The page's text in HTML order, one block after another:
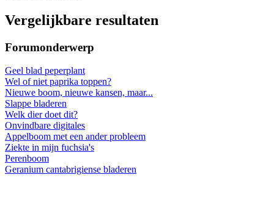
Vergelijkbare resultaten
Forumonderwerp
Geel blad peperplant
Wel of niet paprika toppen?
Nieuwe boom, nieuwe kansen, maar...
Slappe bladeren
Welk dier doet dit?
Onvindbare digitales
Appelboom met een ander probleem
Ziekte in mijn fuchsia's
Perenboom
Geranium cantabrigiense bladeren